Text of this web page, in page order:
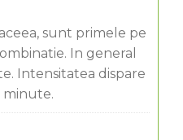
sunt primele pe
In general
Intensitatea dispare
minute.